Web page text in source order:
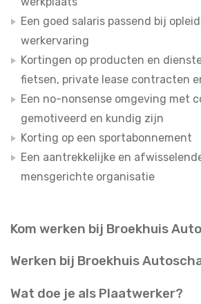
Een goed salaris passend bij
werkervaring
Kortingen op producten en
fietsen, private lease contracten
Een no-nonsense omgeving met
gemotiveerd en kundig zijn
Korting op een sportabonnement
Een aantrekkelijke en
mensgerichte organisatie
Kom werken bij Broekhuis
Werken bij Broekhuis
Wat doe je als Plaatwerker?